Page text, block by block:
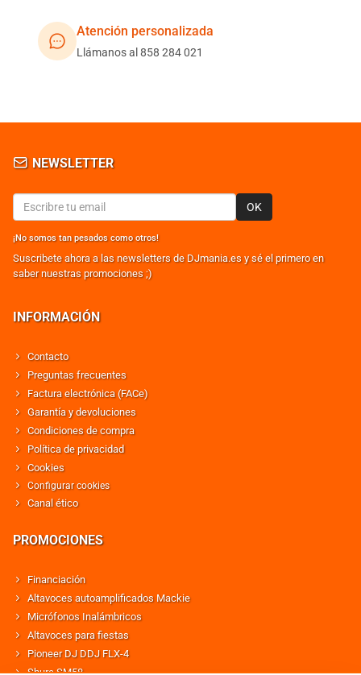
Atención personalizada
Llámanos al 858 284 021
NEWSLETTER
OK
¡No somos tan pesados como otros!
Suscribete ahora a las newsletters de DJmania.es y sé el primero en
saber nuestras promociones ;)
INFORMACIÓN
Contacto
Preguntas frecuentes
Factura electrónica (FACe)
Garantía y devoluciones
Condiciones de compra
Política de privacidad
Cookies
Configurar cookies
Canal ético
PROMOCIONES
Financiación
Altavoces autoamplificados Mackie
Micrófonos Inalámbricos
Altavoces para fiestas
Pioneer DJ DDJ FLX-4
Shure SM58